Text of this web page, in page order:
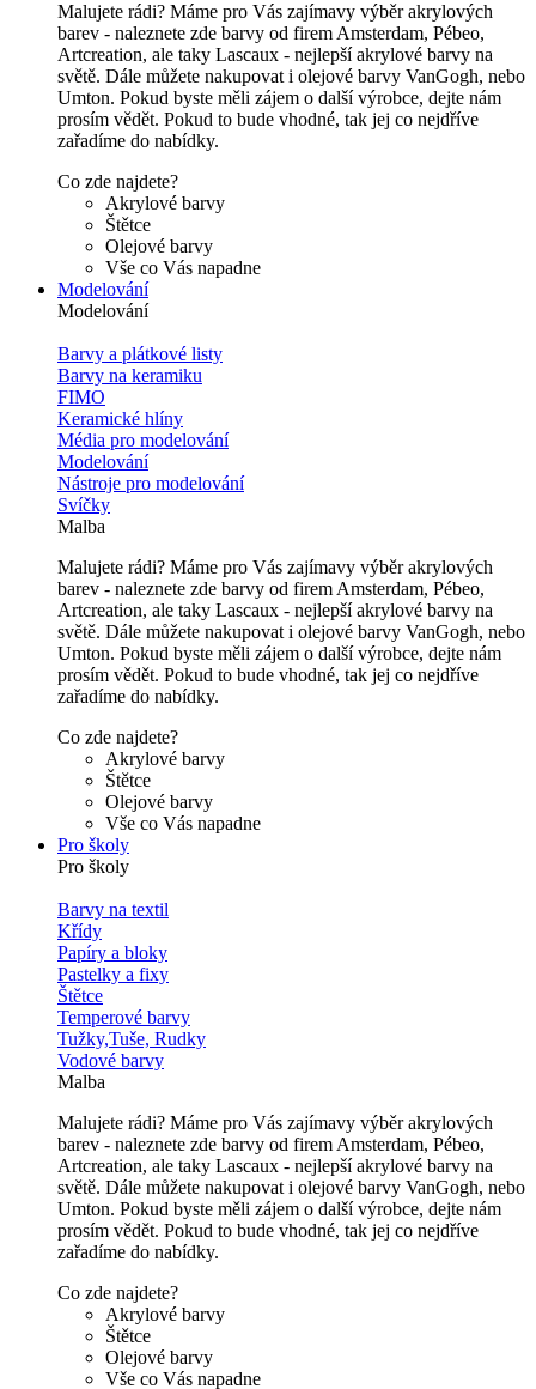
Malujete rádi? Máme pro Vás zajímavy výběr akrylových
barev - naleznete zde barvy od firem Amsterdam, Pébeo,
Artcreation, ale taky Lascaux - nejlepší akrylové barvy na
světě. Dále můžete nakupovat i olejové barvy VanGogh, nebo
Umton. Pokud byste měli zájem o další výrobce, dejte nám
prosím vědět. Pokud to bude vhodné, tak jej co nejdříve
zařadíme do nabídky.
Co zde najdete?
Akrylové barvy
Štětce
Olejové barvy
Vše co Vás napadne
Modelování
Modelování
Barvy a plátkové listy
Barvy na keramiku
FIMO
Keramické hlíny
Média pro modelování
Modelování
Nástroje pro modelování
Svíčky
Malba
Malujete rádi? Máme pro Vás zajímavy výběr akrylových
barev - naleznete zde barvy od firem Amsterdam, Pébeo,
Artcreation, ale taky Lascaux - nejlepší akrylové barvy na
světě. Dále můžete nakupovat i olejové barvy VanGogh, nebo
Umton. Pokud byste měli zájem o další výrobce, dejte nám
prosím vědět. Pokud to bude vhodné, tak jej co nejdříve
zařadíme do nabídky.
Co zde najdete?
Akrylové barvy
Štětce
Olejové barvy
Vše co Vás napadne
Pro školy
Pro školy
Barvy na textil
Křídy
Papíry a bloky
Pastelky a fixy
Štětce
Temperové barvy
Tužky,Tuše, Rudky
Vodové barvy
Malba
Malujete rádi? Máme pro Vás zajímavy výběr akrylových
barev - naleznete zde barvy od firem Amsterdam, Pébeo,
Artcreation, ale taky Lascaux - nejlepší akrylové barvy na
světě. Dále můžete nakupovat i olejové barvy VanGogh, nebo
Umton. Pokud byste měli zájem o další výrobce, dejte nám
prosím vědět. Pokud to bude vhodné, tak jej co nejdříve
zařadíme do nabídky.
Co zde najdete?
Akrylové barvy
Štětce
Olejové barvy
Vše co Vás napadne